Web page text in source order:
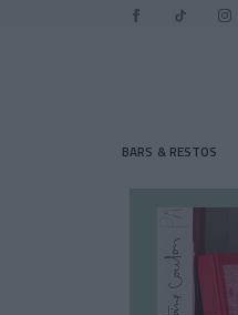
BARS & RESTOS